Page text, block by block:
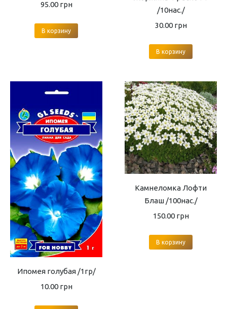
95.00 грн
В корзину
/10нас./
30.00 грн
В корзину
Ипомея голубая /1гр/
10.00 грн
Камнеломка Лофти
Блаш /100нас./
150.00 грн
В корзину